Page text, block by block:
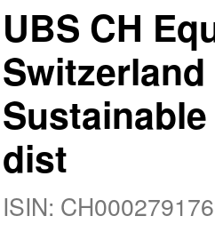
UBS CH
Switzerland
Sustainable
dist
ISIN: